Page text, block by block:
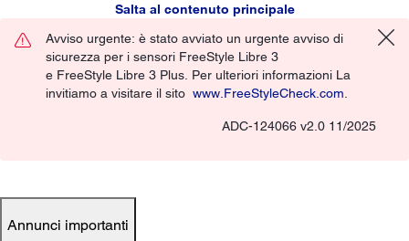
Salta al contenuto principale
Avviso urgente: è stato avviato un urgente avviso di
sicurezza per i sensori FreeStyle Libre 3
e FreeStyle Libre 3 Plus. Per ulteriori informazioni La
invitiamo a visitare il sito www.FreeStyleCheck.com
ADC-124066 v2.0 11/2025
Annunci importanti